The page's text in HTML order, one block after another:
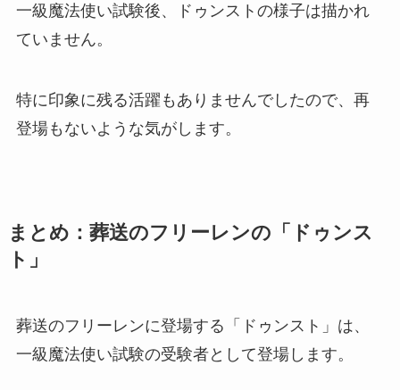
一級魔法使い試験後、ドゥンストの様子は描かれ
ていません。
特に印象に残る活躍もありませんでしたので、再
登場もないような気がします。
まとめ：葬送のフリーレンの「ドゥンス
ト」
葬送のフリーレンに登場する「ドゥンスト」は、
一級魔法使い試験の受験者として登場します。